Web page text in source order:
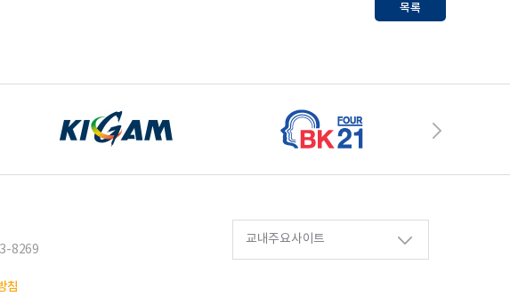
목록
8269
침
교내주요사이트